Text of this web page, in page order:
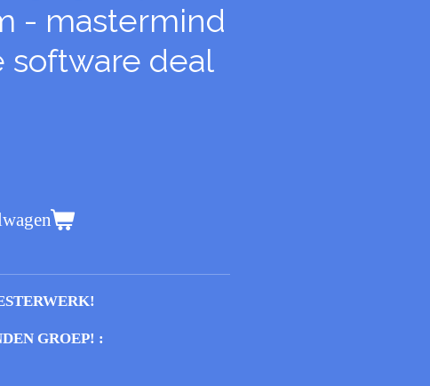
- mastermind
software deal
GROEP! :